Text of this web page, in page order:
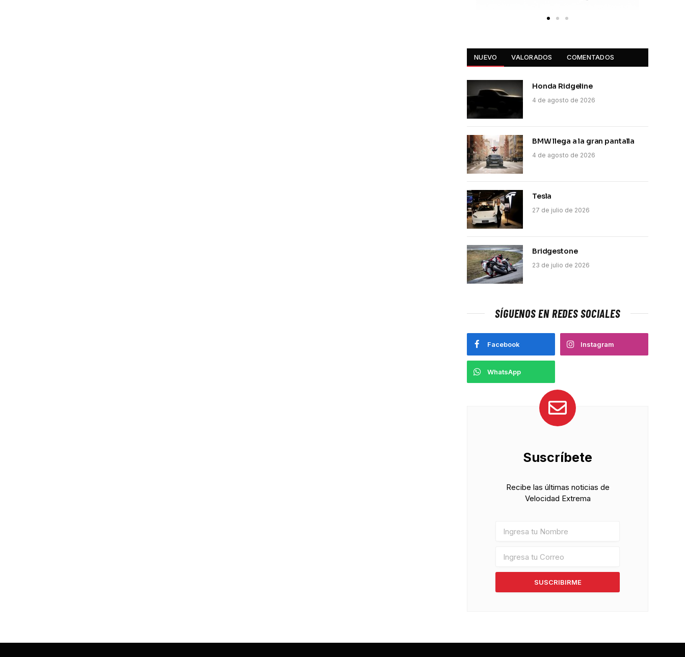
NUEVO VALORADOS COMENTADOS
Honda Ridgeline
4 de agosto de 2026
BMW llega a la gran pantalla
4 de agosto de 2026
Tesla
27 de julio de 2026
Bridgestone
23 de julio de 2026
SÍGUENOS EN REDES SOCIALES
Facebook Instagram
WhatsApp
Suscríbete
Recibe las últimas noticias de
Velocidad Extrema
SUSCRIBIRME